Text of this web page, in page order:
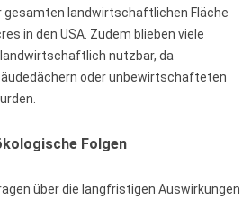
gesamten landwirtschaftlichen Fläche
in den USA. Zudem blieben viele
nutzbar, da
oder unbewirtschafteten
Folgen
über die langfristigen Auswirkungen